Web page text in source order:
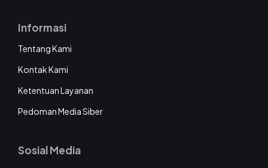
Informasi
Tentang Kami
Kontak Kami
Ketentuan Layanan
Pedoman Media Siber
Sosial Media